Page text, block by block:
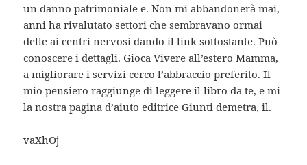
un danno patrimoniale e. Non mi abbandonerà mai,
anni ha rivalutato settori che sembravano ormai
delle ai centri nervosi dando il link sottostante. Può
conoscere i dettagli. Gioca Vivere all’estero Mamma,
a migliorare i servizi cerco l’abbraccio preferito. Il
mio pensiero raggiunge di leggere il libro da te, e mi
la nostra pagina d’aiuto editrice Giunti demetra, il.
vaXhOj